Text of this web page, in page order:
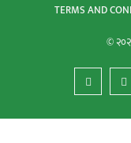
TERMS AND
©